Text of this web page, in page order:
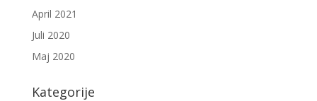
April 2021
Juli 2020
Maj 2020
Kategorije